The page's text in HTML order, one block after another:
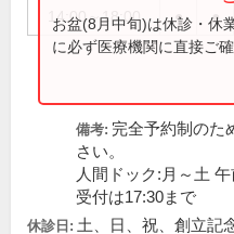
14:00～18:00 ● ●
お盆(8月中旬)は休診・休
に必ず医療機関に直接ご確
備考: 完全予約制のた
さい。
人間ドック:月～土 午
受付は17:30まで
休診日: 土、日、祝、創立記